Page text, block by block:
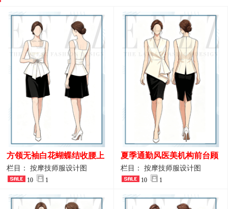
方领无袖白花蝴蝶结收腰上
衣 SPA会所接待工作制服设
计
栏目： 按摩技师服设计图
10 1
夏季通勤风医美机构前台顾
问端庄工作制服
栏目： 按摩技师服设计图
10 1